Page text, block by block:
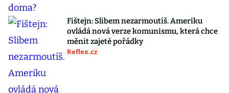
Fištejn: Slibem nezarmoutíš. Ameriku
ovládá nová verze komunismu, která chce
měnit zajeté pořádky
Reflex.cz